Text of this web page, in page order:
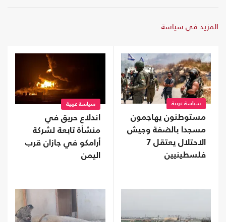
المزيد في سياسة
سياسة عربية
مستوطنون يهاجمون
مسجدا بالضفة وجيش
الاحتلال يعتقل 7
فلسطينيين
سياسة عربية
اندلاع حريق في
منشأة تابعة لشركة
أرامكو في جازان قرب
اليمن